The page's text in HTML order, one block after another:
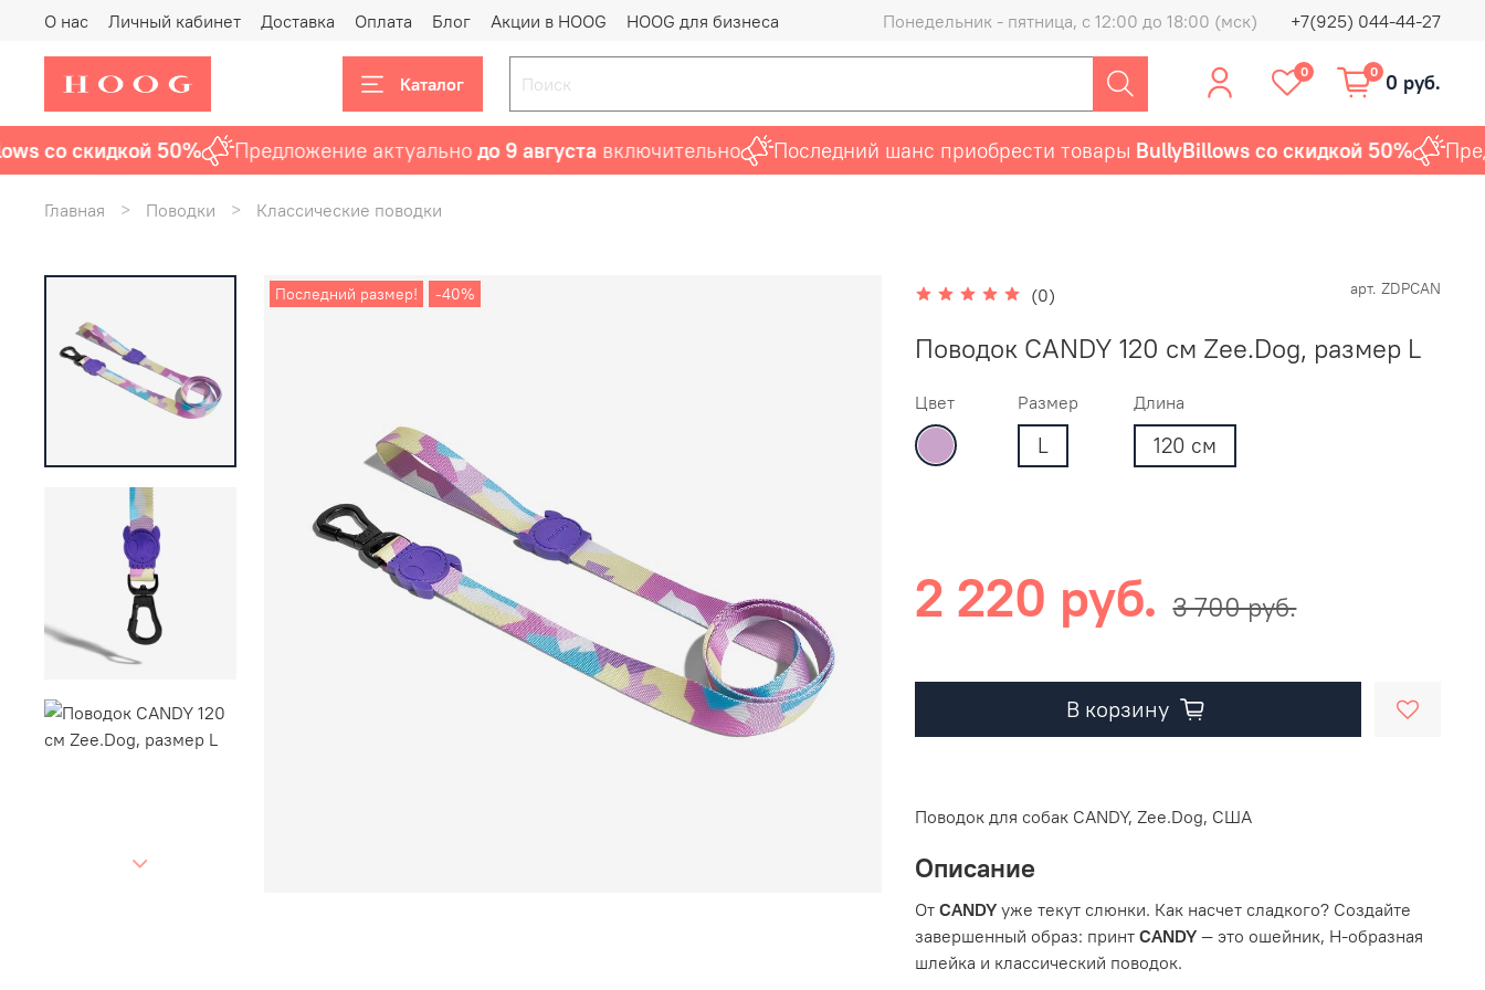
О нас Личный кабинет Доставка Оплата Блог Акции в HOOG HOOG для бизнеса Понедельник - пятница, с 12:00 до 18:00 (мск) +7(925) 044-44-27
Каталог
0 0 0 руб.
со скидкой 50% Предложение актуальнодо 9 августавключительно Последний шанс приобрести товарыBullyBillows со скидкой 50%
Главная Поводки Классические поводки
Последний размер! -40% (0) арт. ZDPCAN
Поводок CANDY 120 см Zee.Dog, размер L
Цвет Размер
L
Длина
120 см
2 220 руб. 3 700 руб.
В корзину
Поводок для собак CANDY, Zee.Dog, США
Описание
ОтCANDY уже текут слюнки. Как насчет сладкого? Создайте
завершенный образ: принтCANDY — это ошейник, Н-образная
шлейка и классический поводок.